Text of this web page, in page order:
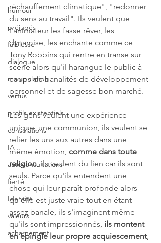
humour
préjugés
faiblesse
dialogue
manipulation
vertus
profils existentiels
consolations
IA
autoconsultations
fierté
Identité
valeurs
acharnement
réchauffement climatique", "redonner
du sens au travail". Ils veulent que
l'animateur les fasse rêver, les
dynamise, les enchante comme ce
Tony Robbins qui rentre en transe sur
scène alors qu'il harangue le public à
coups de banalités de développement
personnel et de sagesse bon marché.
Les gens veulent une expérience
unique, une communion, ils veulent se
relier les uns aux autres dans une
même émotion, comme dans toute
religion, ils veulent du lien car ils sont
seuls. Parce qu'ils entendent une
chose qui leur paraît profonde alors
qu'elle est juste vraie tout en étant
assez banale, ils s'imaginent même
qu'ils sont impressionnés, ils montent
en épingle leur propre acquiescement,